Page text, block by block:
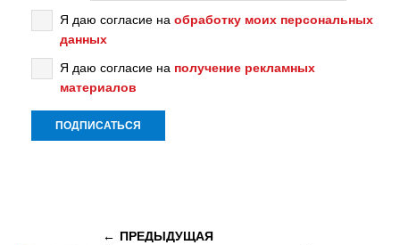
Я даю согласие на обработку моих персональных
данных
Я даю согласие на получение рекламных
материалов
ПРЕДЫДУЩАЯ